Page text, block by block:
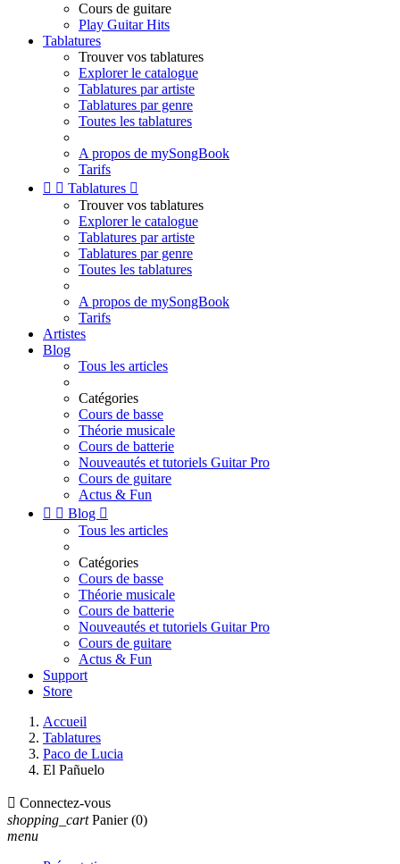
Cours de guitare
Play Guitar Hits
Tablatures
Trouver vos tablatures
Explorer le catalogue
Tablatures par artiste
Tablatures par genre
Toutes les tablatures
A propos de mySongBook
Tarifs
  Tablatures 
Trouver vos tablatures
Explorer le catalogue
Tablatures par artiste
Tablatures par genre
Toutes les tablatures
A propos de mySongBook
Tarifs
Artistes
Blog
Tous les articles
Catégories
Cours de basse
Théorie musicale
Cours de batterie
Nouveautés et tutoriels Guitar Pro
Cours de guitare
Actus & Fun
  Blog 
Tous les articles
Catégories
Cours de basse
Théorie musicale
Cours de batterie
Nouveautés et tutoriels Guitar Pro
Cours de guitare
Actus & Fun
Support
Store
Accueil
Tablatures
Paco de Lucia
El Pañuelo
 Connectez-vous
shopping_cart Panier (0)
menu